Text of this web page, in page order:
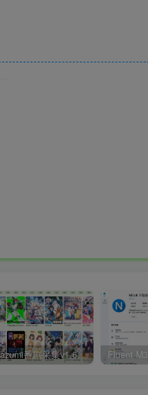
Kazumi番剧采集v1.6.9：支持自定义规则+在线观看+弹幕，跨平台下载